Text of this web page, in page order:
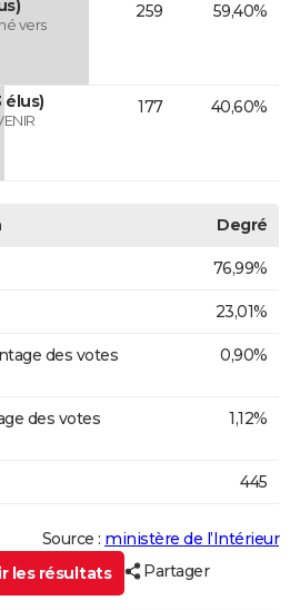
vers
259 59,40%
élus) 177 40,60%
Degré
76,99%
23,01%
des votes
0,90%
des votes
1,12%
445
Source : ministère de l’Intérieur
les résultats
Partager